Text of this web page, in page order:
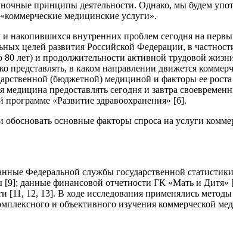
принципы деятельности. Однако, мы будем
медицинские услуги».
накопившихся внутренних проблем сегодня на
целей развития Российской Федерации, в
лет) и продолжительности активной трудовой
представлять, в каком направлении движется
(бюджетной) медициной и факторы ее
медицина предоставлять сегодня и завтра
программе «Развитие здравоохранения» [6].
обосновать основные факторы спроса на услуги
Федеральной службы государственной
данные финансовой отчетности ГК «Мать и
12, 13]. В ходе исследования применялись методы
и объективного изучения коммерческой